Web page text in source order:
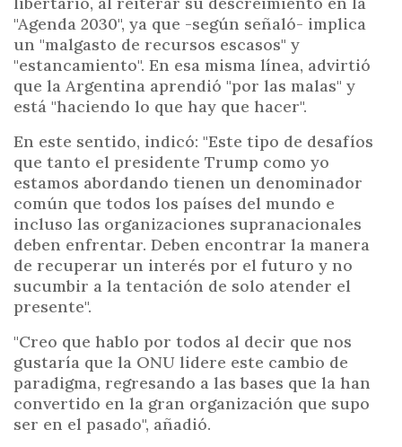
"Agenda 2030", ya que -según señaló- implica
un "malgasto de recursos escasos" y
"estancamiento". En esa misma línea, advirtió
que la Argentina aprendió "por las malas" y
está "haciendo lo que hay que hacer".
En este sentido, indicó: "Este tipo de desafíos
que tanto el presidente Trump como yo
estamos abordando tienen un denominador
común que todos los países del mundo e
incluso las organizaciones supranacionales
deben enfrentar. Deben encontrar la manera
de recuperar un interés por el futuro y no
sucumbir a la tentación de solo atender el
presente".
"Creo que hablo por todos al decir que nos
gustaría que la ONU lidere este cambio de
paradigma, regresando a las bases que la han
convertido en la gran organización que supo
ser en el pasado", añadió.